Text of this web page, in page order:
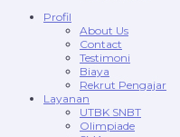
Profil
About Us
Contact
Testimoni
Biaya
Rekrut Pengajar
Layanan
UTBK SNBT
Olimpiade